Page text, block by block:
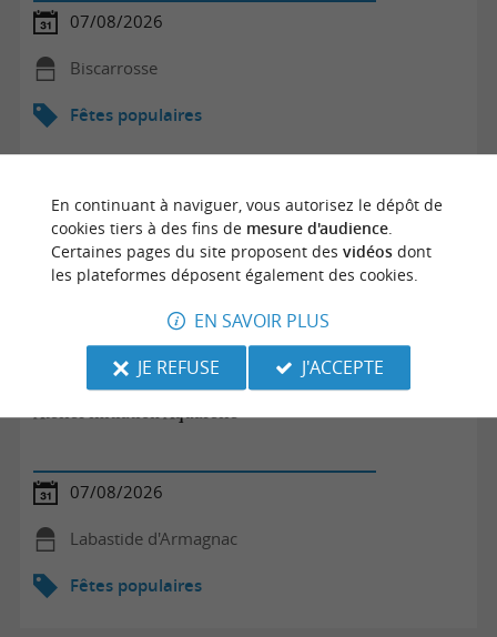
07/08/2026
Biscarrosse
Fêtes populaires
Atelier initiation Aquarelle
07/08/2026
Labastide d'Armagnac
Fêtes populaires
En continuant à naviguer, vous autorisez le dépôt de
cookies tiers à des fins de mesure d'audience.
Certaines pages du site proposent des vidéosdont
les plateformes déposent également des cookies.
EN SAVOIR PLUS
JE REFUSE
J'ACCEPTE